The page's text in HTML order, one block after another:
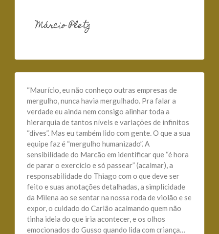
Márcio Pletz
“Maurício, eu não conheço outras empresas de
mergulho, nunca havia mergulhado. Pra falar a
verdade eu ainda nem consigo alinhar toda a
hierarquia de tantos níveis e variações de infinitos
“dives”. Mas eu também lido com gente. O que a sua
equipe faz é “mergulho humanizado”. A
sensibilidade do Marcão em identificar que “é hora
de parar o exercício e só passear” (acalmar), a
responsabilidade do Thiago com o que deve ser
feito e suas anotações detalhadas, a simplicidade
da Milena ao se sentar na nossa roda de violão e se
expor, o cuidado do Carlão acalmando quem não
tinha ideia do que iria acontecer, e os olhos
emocionados do Gusso quando lida com criança…